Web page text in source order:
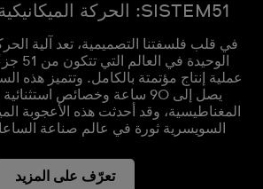
SISTEM51: الحركة الميكانيكية المميزة لدينا
عملية إنتاج مؤتمتة بالكامل. وتتميز هذه
يصل إلى 90 ساعة وخصائص
المغناطيسية، وقد أحدثت هذه الأعجوبة
السويسرية ثورة في عالم صناعة
تعرّف على المزيد